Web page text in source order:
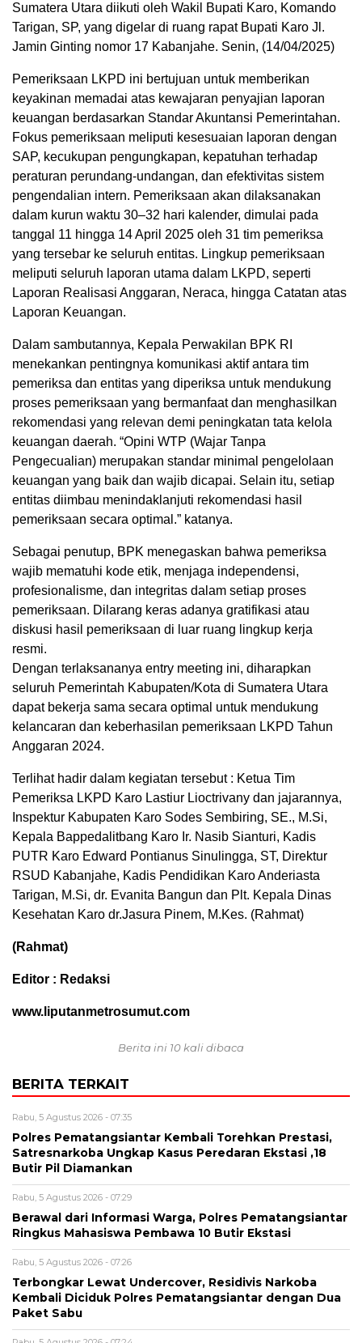
Sumatera Utara diikuti oleh Wakil Bupati Karo, Komando
Tarigan, SP, yang digelar di ruang rapat Bupati Karo Jl.
Jamin Ginting nomor 17 Kabanjahe. Senin, (14/04/2025)
Pemeriksaan LKPD ini bertujuan untuk memberikan
keyakinan memadai atas kewajaran penyajian laporan
keuangan berdasarkan Standar Akuntansi Pemerintahan.
Fokus pemeriksaan meliputi kesesuaian laporan dengan
SAP, kecukupan pengungkapan, kepatuhan terhadap
peraturan perundang-undangan, dan efektivitas sistem
pengendalian intern. Pemeriksaan akan dilaksanakan
dalam kurun waktu 30–32 hari kalender, dimulai pada
tanggal 11 hingga 14 April 2025 oleh 31 tim pemeriksa
yang tersebar ke seluruh entitas. Lingkup pemeriksaan
meliputi seluruh laporan utama dalam LKPD, seperti
Laporan Realisasi Anggaran, Neraca, hingga Catatan atas
Laporan Keuangan.
Dalam sambutannya, Kepala Perwakilan BPK RI
menekankan pentingnya komunikasi aktif antara tim
pemeriksa dan entitas yang diperiksa untuk mendukung
proses pemeriksaan yang bermanfaat dan menghasilkan
rekomendasi yang relevan demi peningkatan tata kelola
keuangan daerah. “Opini WTP (Wajar Tanpa
Pengecualian) merupakan standar minimal pengelolaan
keuangan yang baik dan wajib dicapai. Selain itu, setiap
entitas diimbau menindaklanjuti rekomendasi hasil
pemeriksaan secara optimal.” katanya.
Sebagai penutup, BPK menegaskan bahwa pemeriksa
wajib mematuhi kode etik, menjaga independensi,
profesionalisme, dan integritas dalam setiap proses
pemeriksaan. Dilarang keras adanya gratifikasi atau
diskusi hasil pemeriksaan di luar ruang lingkup kerja
resmi.
Dengan terlaksananya entry meeting ini, diharapkan
seluruh Pemerintah Kabupaten/Kota di Sumatera Utara
dapat bekerja sama secara optimal untuk mendukung
kelancaran dan keberhasilan pemeriksaan LKPD Tahun
Anggaran 2024.
Terlihat hadir dalam kegiatan tersebut : Ketua Tim
Pemeriksa LKPD Karo Lastiur Lioctrivany dan jajarannya,
Inspektur Kabupaten Karo Sodes Sembiring, SE., M.Si,
Kepala Bappedalitbang Karo Ir. Nasib Sianturi, Kadis
PUTR Karo Edward Pontianus Sinulingga, ST, Direktur
RSUD Kabanjahe, Kadis Pendidikan Karo Anderiasta
Tarigan, M.Si, dr. Evanita Bangun dan Plt. Kepala Dinas
Kesehatan Karo dr.Jasura Pinem, M.Kes. (Rahmat)
(Rahmat)
Editor : Redaksi
www.liputanmetrosumut.com
Berita ini 10 kali dibaca
BERITA TERKAIT
Rabu, 5 Agustus 2026 - 07:35
Polres Pematangsiantar Kembali Torehkan Prestasi,
Satresnarkoba Ungkap Kasus Peredaran Ekstasi ,18
Butir Pil Diamankan
Rabu, 5 Agustus 2026 - 07:29
Berawal dari Informasi Warga, Polres Pematangsiantar
Ringkus Mahasiswa Pembawa 10 Butir Ekstasi
Rabu, 5 Agustus 2026 - 07:26
Terbongkar Lewat Undercover, Residivis Narkoba
Kembali Diciduk Polres Pematangsiantar dengan Dua
Paket Sabu